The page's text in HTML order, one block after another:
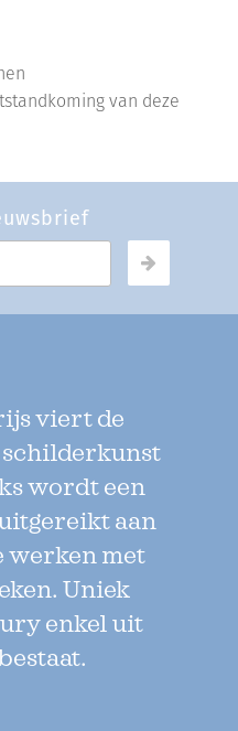
van deze
viert de
schilderkunst
wordt een
aan
werken met
Uniek
enkel uit